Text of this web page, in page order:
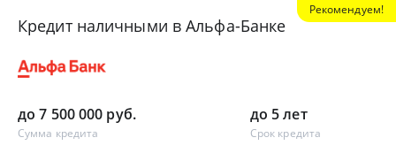
Кредит наличными в Альфа-Банке
до 7 500 000 руб.
Сумма кредита
до 5 лет
Срок кредита
Рекомендуем!